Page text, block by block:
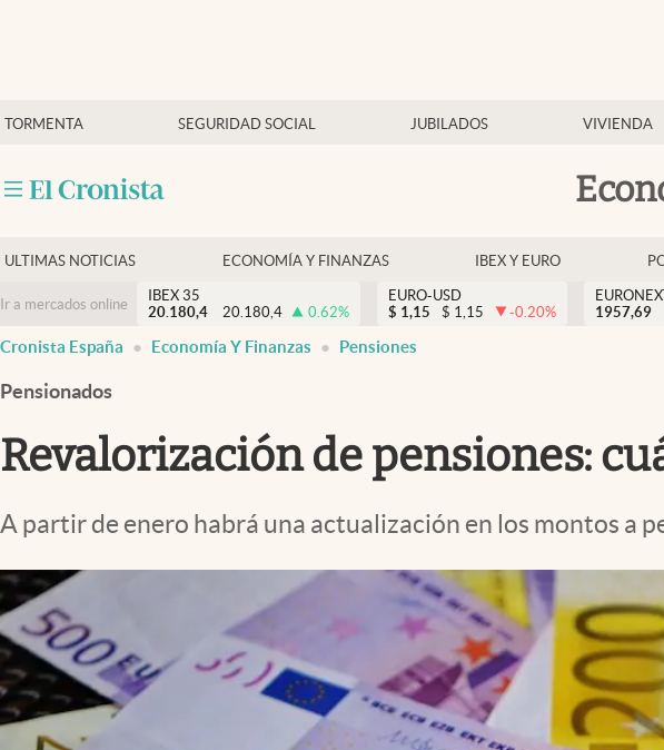
TORMENTA SEGURIDAD SOCIAL JUBILADOS VIVIENDA
Economía y finanzas
Criptomonedas
ULTIMAS NOTICIAS ECONOMÍA Y FINANZAS IBEX Y EURO
Ir a mercados online
IBEX 35
20.180,4
20.180,4 0.62%
EURO-USD
$ 1,15 $ 1,15 -0.20%
1957,69
Cronista España Economía Y Finanzas Pensiones
Pensionados
Revalorización de pensiones:
A partir de enero habrá una actualización en los montos a